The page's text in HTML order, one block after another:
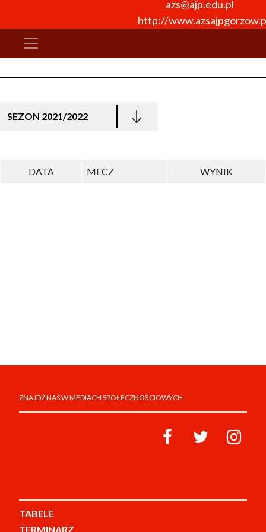
azs@ajp.edu.pl
http://
SEZON 2021/2022
DATA MECZ WYNIK
ZNAJDŹ NAS W MEDIACH SPOŁECZNOŚCIOWYCH
TABELE
TERMINARZ